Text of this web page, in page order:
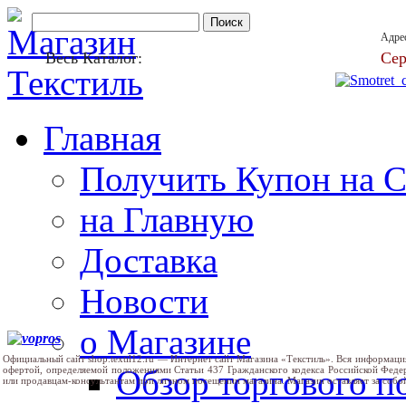
Главная
Получить Купон на
на Главную
Доставка
Новости
о Магазине
Обзор торгового
Весь Каталог:
Официальный сайт shop.textil12.ru — Интернет сайт Магазина «Текстиль». Вся
офертой, определяемой положениями Статьи 437 Гражданского кодекса Российской
или продавцам-консультантам при личном посещении магазина. Магазин оставляет за